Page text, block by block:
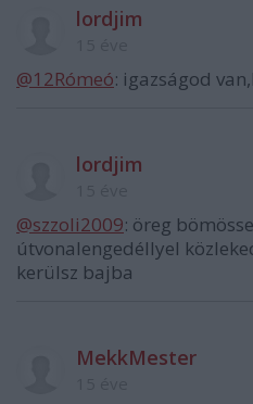
lordjim
@12Rómeó: igazságod
lordjim
@szzoli2009: öreg
útvonalengedéllyel
kerülsz bajba
MekkMester